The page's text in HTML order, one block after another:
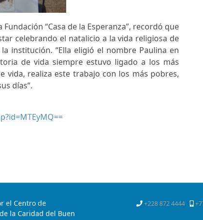
“Casa de la Esperanza”, recordó que
celebrando el natalicio a la vida religiosa de
institución. “Ella eligió el nombre Paulina en
de vida siempre estuvo ligado a los más
vida, realiza este trabajo con los más pobres,
días”.
el Centro de
la Caridad del Buen
+228 872 4444